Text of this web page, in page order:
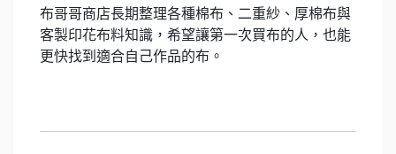
布哥哥商店長期整理各種棉布、二重紗、厚棉布與
客製印花布料知識，希望讓第一次買布的人，也能
更快找到適合自己作品的布。